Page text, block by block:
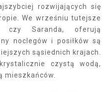
rozwijających się
We wrześniu tutejsze
Saranda, oferują
noclegów i posiłków są
sąsiednich krajach.
czystą wodą,
mieszkańców.